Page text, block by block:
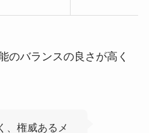
のバランスの良さが高く
、権威あるメ